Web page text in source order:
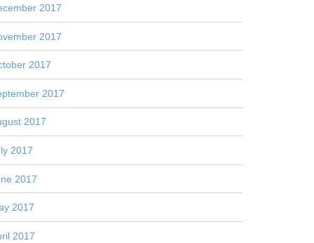
2017
2017
2017
2017
2017
2017
2017
2017
2017